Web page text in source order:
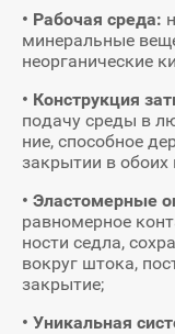
• Рабочая среда:
минеральные
неорга­нические
• Конструкция
подачу среды в
ние, способное
закрытии в обоих
• Эластомерные
равномерное
ности седла,
вокруг штока,
закрытие;
• Уникальная